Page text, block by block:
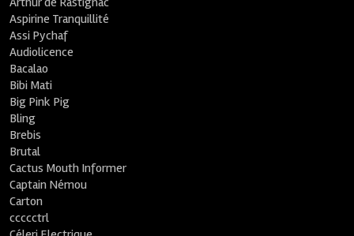
Aspirine Tranquillité
Assi Pychaf
Audiolicence
Bacalao
Bibi Mati
Big Pink Pig
Bling
Brebis
Brutal
Cactus Mouth Informer
Captain Némou
Carton
ccccctrl